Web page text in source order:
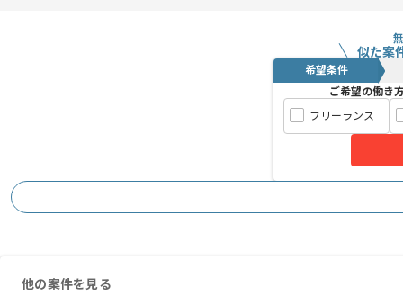
似た案
希望条件
ご希望の働き
フリーランス
他の案件を見る